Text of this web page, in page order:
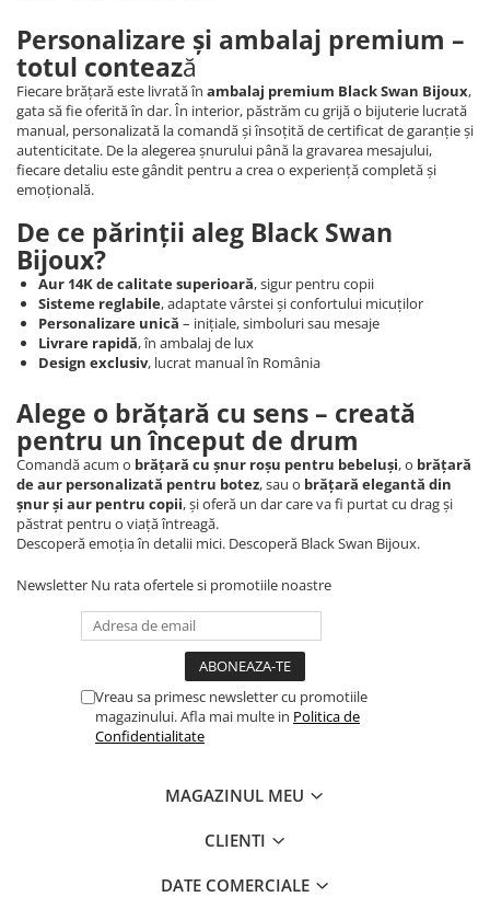
Personalizare și ambalaj premium –
totul contează
Fiecare brățară este livrată în ambalaj premium Black Swan Bijoux,
gata să fie oferită în dar. În interior, păstrăm cu grijă o bijuterie lucrată
manual, personalizată la comandă și însoțită de certificat de garanție și
autenticitate. De la alegerea șnurului până la gravarea mesajului,
fiecare detaliu este gândit pentru a crea o experiență completă și
emoțională.
De ce părinții aleg Black Swan
Bijoux?
Aur 14K de calitate superioară, sigur pentru copii
Sisteme reglabile, adaptate vârstei și confortului micuților
Personalizare unică – inițiale, simboluri sau mesaje
Livrare rapidă, în ambalaj de lux
Design exclusiv, lucrat manual în România
Alege o brățară cu sens – creată
pentru un început de drum
Comandă acum o brățară cu șnur roșu pentru bebeluși, o brățară
de aur personalizată pentru botez, sau o brățară elegantă din
șnur și aur pentru copii, și oferă un dar care va fi purtat cu drag și
păstrat pentru o viață întreagă.
Descoperă emoția în detalii mici. Descoperă Black Swan Bijoux.
Newsletter Nu rata ofertele si promotiile noastre
Vreau sa primesc newsletter cu promotiile
magazinului. Afla mai multe in Politica de
Confidentialitate
MAGAZINUL MEU
CLIENTI
DATE COMERCIALE